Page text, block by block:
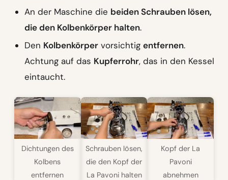
An der Maschine die beiden Schrauben lösen,
die den Kolbenkörper halten.
Den Kolbenkörper vorsichtig entfernen.
Achtung auf das Kupferrohr, das in den Kessel
eintaucht.
Dichtungen des
Kolbens
entfernen
Schrauben lösen,
die den Kopf der
La Pavoni halten
Kopf der La
Pavoni
abnehmen